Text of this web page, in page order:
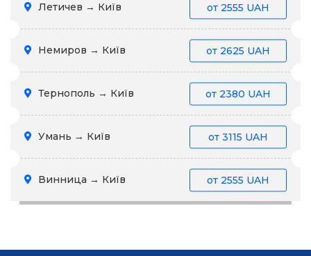
Летичев → Київ от 2555 UAH
Немиров → Київ от 2625 UAH
Тернополь → Київ от 2380 UAH
Умань → Київ от 3115 UAH
Винница → Київ от 2555 UAH